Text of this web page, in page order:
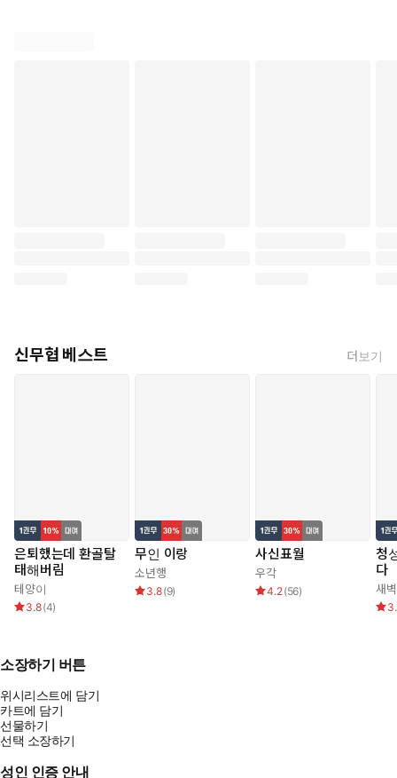
신무협 베스트 더보기
은퇴했는데 환골탈
태해버림
테양이
3.8(4)
무인 이랑
소년행
3.8(9)
사신표월
우각
4.2(56)
청
다
새
소장하기 버튼
위시리스트에 담기
카트에 담기
선물하기
선택 소장하기
성인 인증 안내